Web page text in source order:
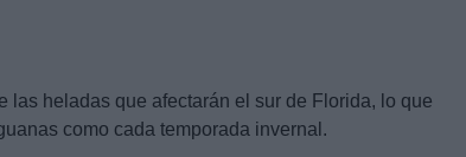
las heladas que afectarán el sur de Florida, lo que
como cada temporada invernal.